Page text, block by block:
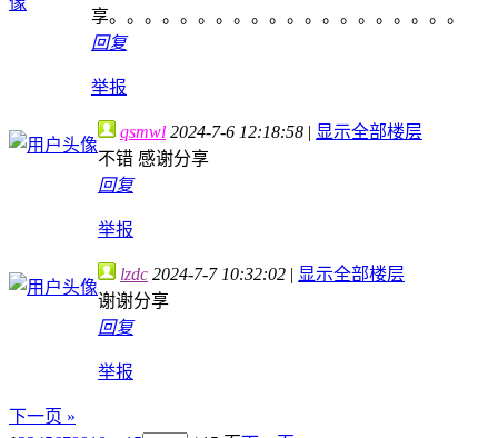
享。。。。。。。。。。。。。。。。。。。。
回复
举报
qsmwl 2024-7-6 12:18:58 | 显示全部楼层
不错 感谢分享
回复
举报
lzdc 2024-7-7 10:32:02 | 显示全部楼层
谢谢分享
回复
举报
下一页 »